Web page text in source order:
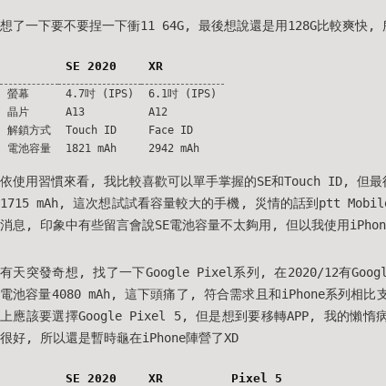
想了一下要不要捏一下衝11 64G, 最後想說還是用128G比較爽快,
SE 2020 XR
螢幕 4.7吋 (IPS)
6.1吋 (IPS)
晶片
A13
A12
解鎖方式
Touch ID
Face ID
電池容量
1821 mAh 2942 mAh
依使用習慣來看, 我比較喜歡可以單手掌握的SE和Touch ID, 但
1715 mAh, 這次想試試看容量較大的手機, 災情的話到ptt
消息, 印象中有些留言會說SE電池容量不太夠用, 但以我使用
有天突發奇想, 找了一下Google Pixel系列, 在2020/12有
電池容量4080 mAh, 這下頭痛了, 符合需求且和iPhone系列相
上應該要選擇Google Pixel 5, 但是想到要移轉APP, 我的懶惰
很好, 所以還是暫時龜在iPhone陣營了XD
SE 2020 XR Pixel 5